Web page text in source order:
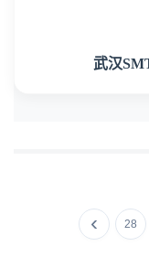
武汉
28